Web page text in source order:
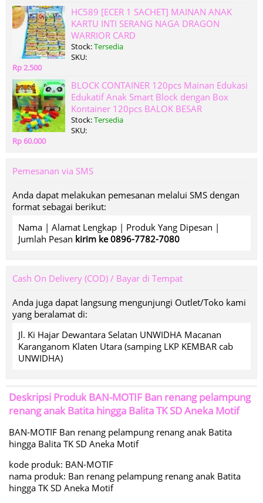
HC589 [ECER 1 SACHET] MAINAN ANAK
KARTU INTI SERANG NAGA DRAGON
WARRIOR CARD
Stock:Tersedia
SKU:
Rp 2.500
BLOCK CONTAINER 120pcs Mainan Edukasi
Edukatif Anak Smart Block dengan Box
Kontainer 120pcs BALOK BESAR
Stock:Tersedia
SKU:
Rp 60.000
Pemesanan via SMS
Anda dapat melakukan pemesanan melalui SMS dengan
format sebagai berikut:
Nama | Alamat Lengkap | Produk Yang Dipesan |
Jumlah Pesan kirim ke 0896-7782-7080
Cash On Delivery (COD) / Bayar di Tempat
Anda juga dapat langsung mengunjungi Outlet/Toko kami
yang beralamat di:
Jl. Ki Hajar Dewantara Selatan UNWIDHA Macanan
Karanganom Klaten Utara (samping LKP KEMBAR cab
UNWIDHA)
Deskripsi ProdukBAN-MOTIF Ban renang pelampung
renang anak Batita hingga Balita TK SD Aneka Motif
BAN-MOTIF Ban renang pelampung renang anak Batita
hingga Balita TK SD Aneka Motif
kode produk: BAN-MOTIF
nama produk: Ban renang pelampung renang anak Batita
hingga TK SD Aneka Motif